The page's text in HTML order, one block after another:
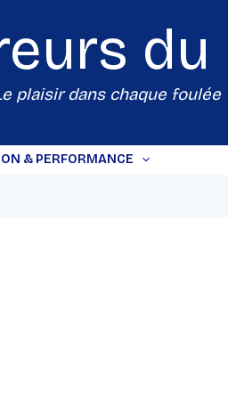
du
plaisir dans chaque foulée
& PERFORMANCE